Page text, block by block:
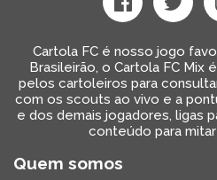
Cartola FC é nosso jogo
Brasileirão, o Cartola FC Mix
pelos cartoleiros para
com os scouts ao vivo e a
e dos demais jogadores, ligas
conteúdo para
Quem somos